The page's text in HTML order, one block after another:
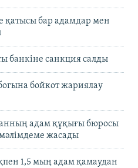
қатысы бар адамдар мен
банкіне санкция салды
бойкот жариялау
адам құқығы бюросы
жасады
1,5 мың адам қамаудан